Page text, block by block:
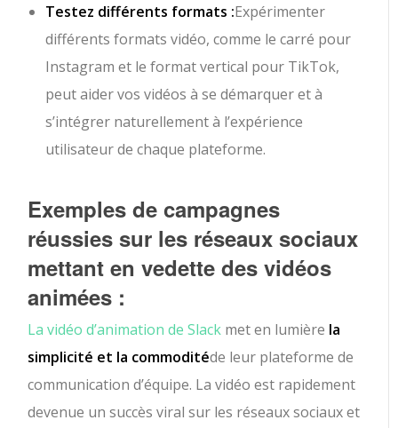
Testez différents formats :Expérimenter
différents formats vidéo, comme le carré pour
Instagram et le format vertical pour TikTok,
peut aider vos vidéos à se démarquer et à
s’intégrer naturellement à l’expérience
utilisateur de chaque plateforme.
Exemples de campagnes
réussies sur les réseaux sociaux
mettant en vedette des vidéos
animées :
La vidéo d’animation de Slack met en lumière la
simplicité et la commoditéde leur plateforme de
communication d’équipe. La vidéo est rapidement
devenue un succès viral sur les réseaux sociaux et